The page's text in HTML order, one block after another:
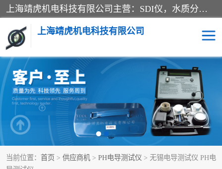
上海靖虎机电科技有限公司主营：SDI仪，水质分析仪，水质检测仪产品；上海靖虎机电科技有限公司在专业制造和研发等方面的强大的平台优势，利用自身在自动化仪表、自控系统及环保监测仪器的专长，以优良的技术，优越的产品质量和良好的服务质量与广大客户真诚合作。
上海靖虎机电科技有限公司
当前位置： 首页 > 供应商机 > PH电导测试仪 > 无锡电导测试仪 PH电
SDI仪 过滤膜过滤纸
PH电导测试笔 水质分析仪
水质检测仪 电导测试笔
PH电导测试仪